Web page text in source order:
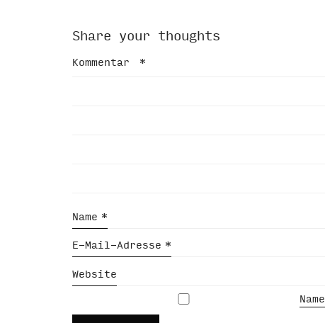
Share your thoughts
Kommentar *
Name *
E-Mail-Adresse *
Website